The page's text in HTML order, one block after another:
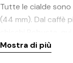
Tutte le cialde sono
(44 mm). Dal caffè
Mostra di più